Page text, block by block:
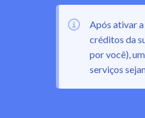
Após ativar
créditos da
por você),
serviços